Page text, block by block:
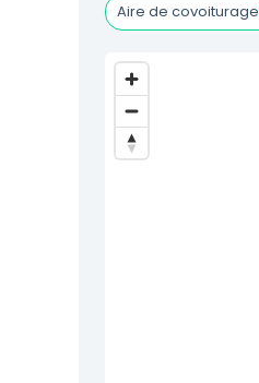
Aire de covoiturage